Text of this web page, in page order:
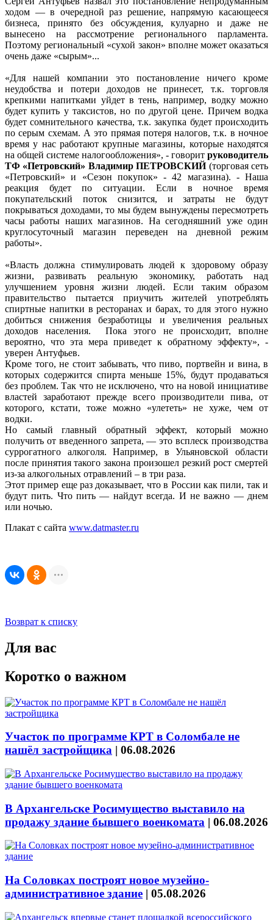
ходом — в очередной раз решение, напрямую касающееся
бизнеса, принято без обсуждения, кулуарно и даже не
вынесено на рассмотрение регионального парламента.
Поэтому региональный «сухой закон» вполне может оказаться
очень даже «сырым»...
«Для нашей компании это постановление ничего кроме
неудобства и потери доходов не принесет, т.к. торговля
крепкими напитками уйдет в тень, например, водку можно
будет купить у таксистов, но по другой цене. Причем водка
будет сомнительного качества, т.к. закупка будет происходить
по серым схемам. А это прямая потеря налогов, т.к. в ночное
время у нас работают крупные магазины, которые находятся
на общей системе налогообложения», - говорит руководитель
ТФ «Петровский» Владимир ПЕТРОВСКИЙ(торговая сеть
«Петровский» и «Сезон покупок» - 42 магазина). - Наша
реакция будет по ситуации. Если в ночное время
покупательский поток снизится, и затраты не будут
покрываться доходами, то мы будем вынуждены пересмотреть
часы работы наших магазинов. На сегодняшний уже один
круглосуточный магазин переведен на дневной режим
работы».
«Власть должна стимулировать людей к здоровому образу
жизни, развивать реальную экономику, работать над
улучшением уровня жизни людей. Если таким образом
правительство пытается приучить жителей употреблять
спиртные напитки в ресторанах и барах, то для этого нужно
добиться снижения безработицы и увеличения реальных
доходов населения. Пока этого не происходит, вполне
вероятно, что эта мера приведет к обратному эффекту», -
уверен Антуфьев.
Кроме того, не стоит забывать, что пиво, портвейн и вина, в
которых содержится спирта меньше 15%, будут продаваться
без проблем. Так что не исключено, что на новой инициативе
властей заработают прежде всего производители пива, от
которого, кстати, тоже можно «улететь» не хуже, чем от
водки.
Но самый главный обратный эффект, который можно
получить от введенного запрета, — это всплеск производства
суррогатного алкоголя. Например, в Ульяновской области
после принятия такого закона произошел резкий рост смертей
из-за алкогольных отравлений – в три раза.
Этот пример еще раз доказывает, что в России как пили, так и
будут пить. Что пить — найдут всегда. И не важно — днем
или ночью.
Плакат с сайта www.datmaster.ru
Возврат к списку
Для вас
Коротко о важном
Участок по программе КРТ в Соломбале не
нашёл застройщика | 06.08.2026
В Архангельске Росимущество выставило на
продажу здание бывшего военкомата | 06.08.2026
На Соловках построят новое музейно-
административное здание | 05.08.2026